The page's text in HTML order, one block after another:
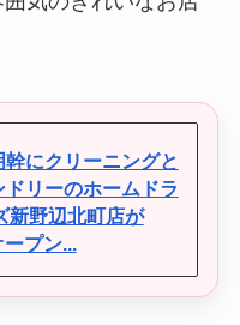
幹にクリーニングと
ドリーのホームドラ
新野辺北町店が
プン...